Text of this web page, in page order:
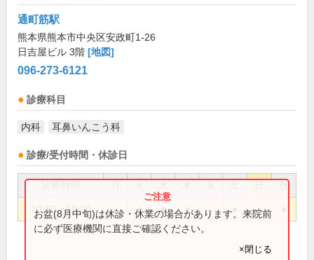
通町筋駅
熊本県熊本市中央区安政町1-26
日吉屋ビル 3階 [地図]
096-273-6121
診療科目
内科 耳鼻いんこう科
診療/受付時間・休診日
祝
10:00～19:00 ● ● ● ●
お盆(8月中旬)は休診・休業の場合があります。来院前
に必ず医療機関に直接ご確認ください。
×閉じる